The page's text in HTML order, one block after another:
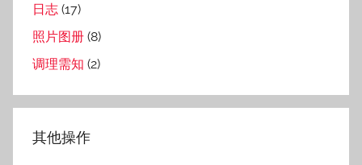
日志 (17)
照片图册 (8)
调理需知 (2)
其他操作